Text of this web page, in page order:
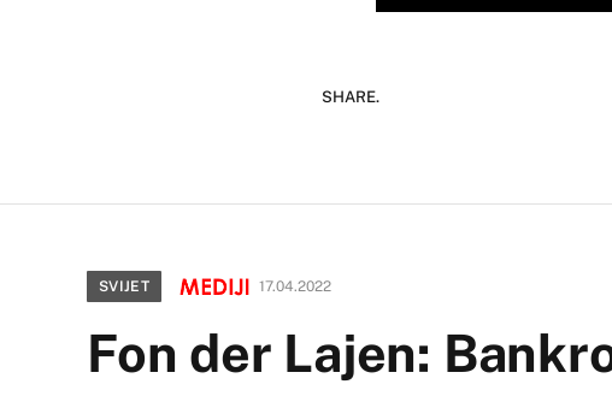
SHARE.
SVIJET 17.04.2022
Fon der Lajen: